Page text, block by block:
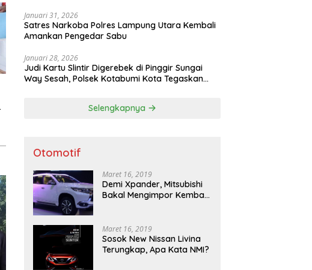
Januari 31, 2026
Satres Narkoba Polres Lampung Utara Kembali
Amankan Pengedar Sabu
Januari 28, 2026
Judi Kartu Slintir Digerebek di Pinggir Sungai
Way Sesah, Polsek Kotabumi Kota Tegaskan
Selengkapnya
Otomotif
Maret 16, 2019
Demi Xpander, Mitsubishi
Bakal Mengimpor Kembali
Maret 16, 2019
Sosok New Nissan Livina
Terungkap, Apa Kata NMI?